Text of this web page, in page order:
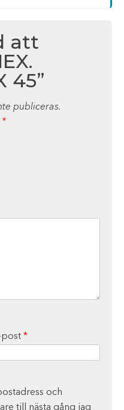
att
45”
publiceras.
*
post *
och
till nästa gång jag